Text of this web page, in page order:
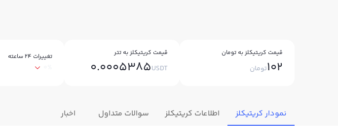
قیمت کریتیکلز به تومان
102تومان
قیمت کریتیکلز به تتر
0.0005385USDT
تغییرات ۲۴ ساعته
نمودار کریتیکلز اطلاعات کریتیکلز سوالات متداول اخبار